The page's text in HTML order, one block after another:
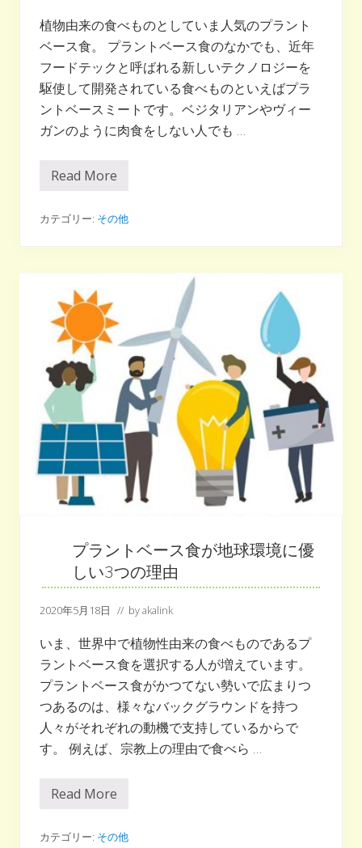
植物由来の食べものとしていま人気のプラント
ベース食。 プラントベース食のなかでも、近年
フードテックと呼ばれる新しいテクノロジーを
駆使して開発されている食べものといえばプラ
ントベースミートです。ベジタリアンやヴィー
ガンのように肉食をしない人でも …
プ
ト
ー
ミ
ー
ト
っ
何
？
ベ
ジ
タ
ア
ン
で
食
べ
ら
れ
肉
と
は
Read More
カテゴリー: その他
プラントベース食が地球環境に優
しい3つの理由
2020年5月18日 // byakalink
いま、世界中で植物性由来の食べものであるプ
ラントベース食を選択する人が増えています。
プラントベース食がかつてない勢いで広まりつ
つあるのは、様々なバックグラウンドを持つ
人々がそれぞれの動機で支持しているからで
す。 例えば、宗教上の理由で食べら …
プ
ト
Read More
カテゴリー: その他